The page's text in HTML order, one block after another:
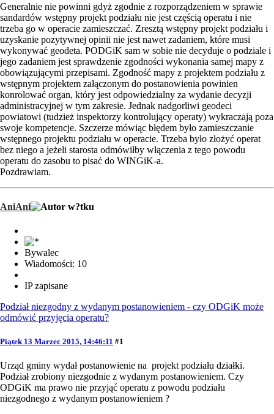
Generalnie nie powinni gdyż zgodnie z rozporządzeniem w sprawie
sandardów wstępny projekt podziału nie jest częścią operatu i nie
trzeba go w operacie zamieszczać. Zresztą wstępny projekt podziału i
uzyskanie pozytywnej opinii nie jest nawet zadaniem, które musi
wykonywać geodeta. PODGiK sam w sobie nie decyduje o podziale i
jego zadaniem jest sprawdzenie zgodności wykonania samej mapy z
obowiązującymi przepisami. Zgodność mapy z projektem podziału z
wstępnym projektem załączonym do postanowienia powinien
konrolować organ, który jest odpowiedzialny za wydanie decyzji
administracyjnej w tym zakresie. Jednak nadgorliwi geodeci
powiatowi (tudzież inspektorzy kontrolujący operaty) wykraczają poza
swoje kompetencje. Szczerze mówiąc błędem było zamieszczanie
wstępnego projektu podziału w operacie. Trzeba było złożyć operat
bez niego a jeżeli starosta odmówiłby włączenia z tego powodu
operatu do zasobu to pisać do WINGiK-a.
Pozdrawiam.
AniAni
Bywalec
Wiadomości: 10
IP zapisane
Podział niezgodny z wydanym postanowieniem - czy ODGiK może
odmówić przyjęcia operatu?
Piątek 13 Marzec 2015, 14:46:11 #1
Urząd gminy wydał postanowienie na projekt podziału działki.
Podział zrobiony niezgodnie z wydanym postanowieniem. Czy
ODGiK ma prawo nie przyjąć operatu z powodu podziału
niezgodnego z wydanym postanowieniem ?